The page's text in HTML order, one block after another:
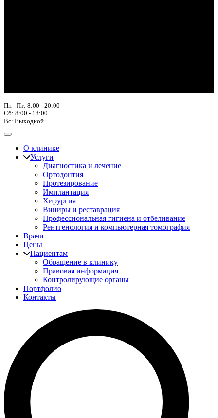
Пн - Пт: 8:00 - 20:00
Сб: 8:00 - 18:00
Вс: Выходной
О клинике
Услуги
Диагностика и лечение
Ортодонтия
Протезирование
Имплантация
Хирургия
Виниры и реставрация
Профессиональная гигиена и отбеливание
Рентгенология и компьютерная томография
Врачи
Цены
Пациентам
Обращение в клинику
Правовая информация
Контролирующие органы
Портфолио
Контакты